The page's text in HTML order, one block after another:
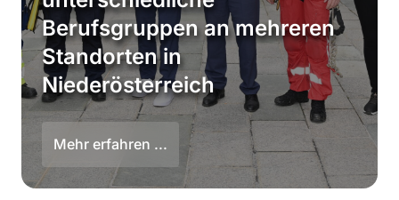
Berufsgruppen an mehreren
Standorten in
Niederösterreich
Mehr erfahren ...